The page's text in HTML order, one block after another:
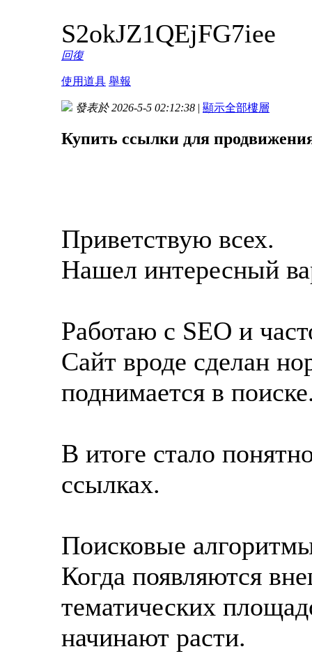
S2okJZ1QEjFG7iee
回復
使用道具 舉報
發表於 2026-5-5 02:12:38 | 顯示全部樓層
Купить ссылки для
Приветствую всех.
Нашел интересный
Работаю с SEO и
Сайт вроде сделан
поднимается в
В итоге стало
ссылках.
Поисковые
Когда появляются
тематических
начинают расти.